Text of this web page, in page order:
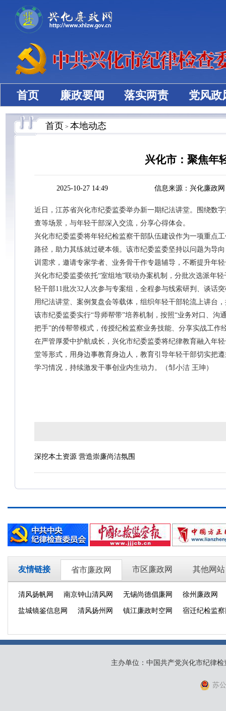
首页 廉政要闻 落实两责 党风政
首页 > 本地动态
兴化市：聚焦年
2025-10-27 14:49 信息来源：兴化廉政网
近日，江苏省兴化市纪委监委举办新一期纪法讲堂。围绕数
查等场景，与年轻干部深入交流，分享心得体会。
兴化市纪委监委将年轻纪检监察干部队伍建设作为一项重点
路径，助力其练就过硬本领。该市纪委监委坚持以问题为导
训需求，邀请专家学者、业务骨干作专题辅导，不断提升年
兴化市纪委监委依托“室组地”联动办案机制，分批次选派年
轻干部11批次32人次参与专案组，全程参与线索研判、谈话
用纪法讲堂、案例复盘会等载体，组织年轻干部轮流上讲台
该市纪委监委实行“导师帮带”培养机制，按照“业务对口、沟
把手”的传帮带模式，传授纪检监察业务技能、分享实战工作
在严管厚爱中护航成长，兴化市纪委监委将纪律教育融入年
堂等形式，用身边事教育身边人，教育引导年轻干部切实把
学习情况，持续激发干事创业内生动力。（邹小洁 王珅）
深挖本土资源 营造崇廉尚洁氛围
友情链接 省市廉政网 市区廉政网 其他网站
清风扬帆网 南京钟山清风网 无锡尚德倡廉网 徐州廉政网
盐城镜鉴信息网 清风扬州网 镇江廉政时空网 宿迁纪检监
主办单位：中国共产党兴化市纪律
苏